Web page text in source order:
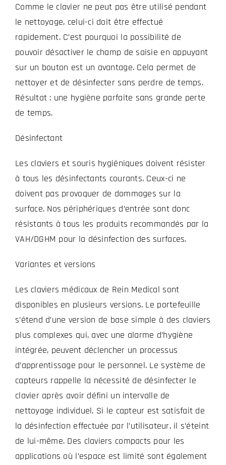
Comme le clavier ne peut pas être utilisé pendant
le nettoyage, celui-ci doit être effectué
rapidement. C’est pourquoi la possibilité de
pouvoir désactiver le champ de saisie en appuyant
sur un bouton est un avantage. Cela permet de
nettoyer et de désinfecter sans perdre de temps.
Résultat : une hygiène parfaite sans grande perte
de temps.
Désinfectant
Les claviers et souris hygiéniques doivent résister
à tous les désinfectants courants. Ceux-ci ne
doivent pas provoquer de dommages sur la
surface. Nos périphériques d’entrée sont donc
résistants à tous les produits recommandés par la
VAH/DGHM pour la désinfection des surfaces.
Variantes et versions
Les claviers médicaux de Rein Medical sont
disponibles en plusieurs versions. Le portefeuille
s’étend d’une version de base simple à des claviers
plus complexes qui, avec une alarme d’hygiène
intégrée, peuvent déclencher un processus
d’apprentissage pour le personnel. Le système de
capteurs rappelle la nécessité de désinfecter le
clavier après avoir défini un intervalle de
nettoyage individuel. Si le capteur est satisfait de
la désinfection effectuée par l’utilisateur, il s’éteint
de lui-même. Des claviers compacts pour les
applications où l’espace est limité sont également